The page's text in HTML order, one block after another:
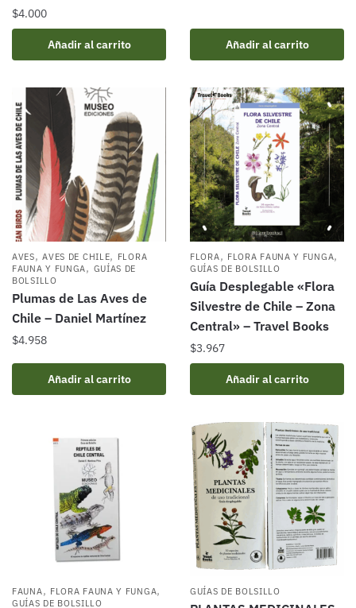
$4.000
Añadir al carrito Añadir al carrito
AVES,AVES DE CHILE, FLORA
FAUNA Y FUNGA, GUÍAS DE
BOLSILLO
Plumas de Las Aves de
Chile – Daniel Martínez
$4.958
Añadir al carrito
FLORA, FLORA FAUNA Y FUNGA,
GUÍAS DE BOLSILLO
Guía Desplegable «Flora
Silvestre de Chile – Zona
Central» – Travel Books
$3.967
Añadir al carrito
FAUNA, FLORA FAUNA Y FUNGA,
GUÍAS DE BOLSILLO
GUÍAS DE BOLSILLO